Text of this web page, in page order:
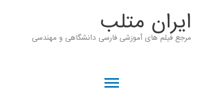
ايران متلب
مرجع فیلم های آموزشی فارسی دانشگاهی و مهندسی
فهرست